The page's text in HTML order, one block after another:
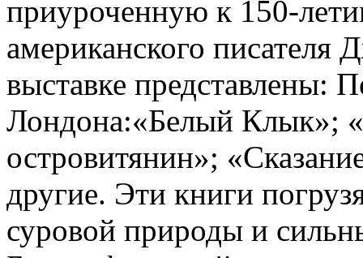
приуроченную к 150-
американского
выставке представлены:
Лондона:«Белый Клык»;
островитянин»;
другие. Эти книги
суровой природы и